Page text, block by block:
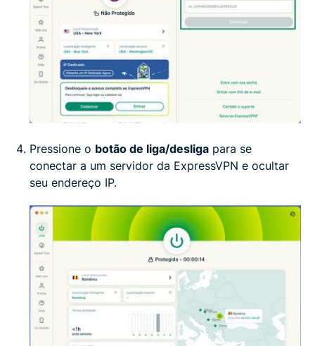
Pressione o botão de liga/desliga para se
conectar a um servidor da ExpressVPN e ocultar
seu endereço IP.